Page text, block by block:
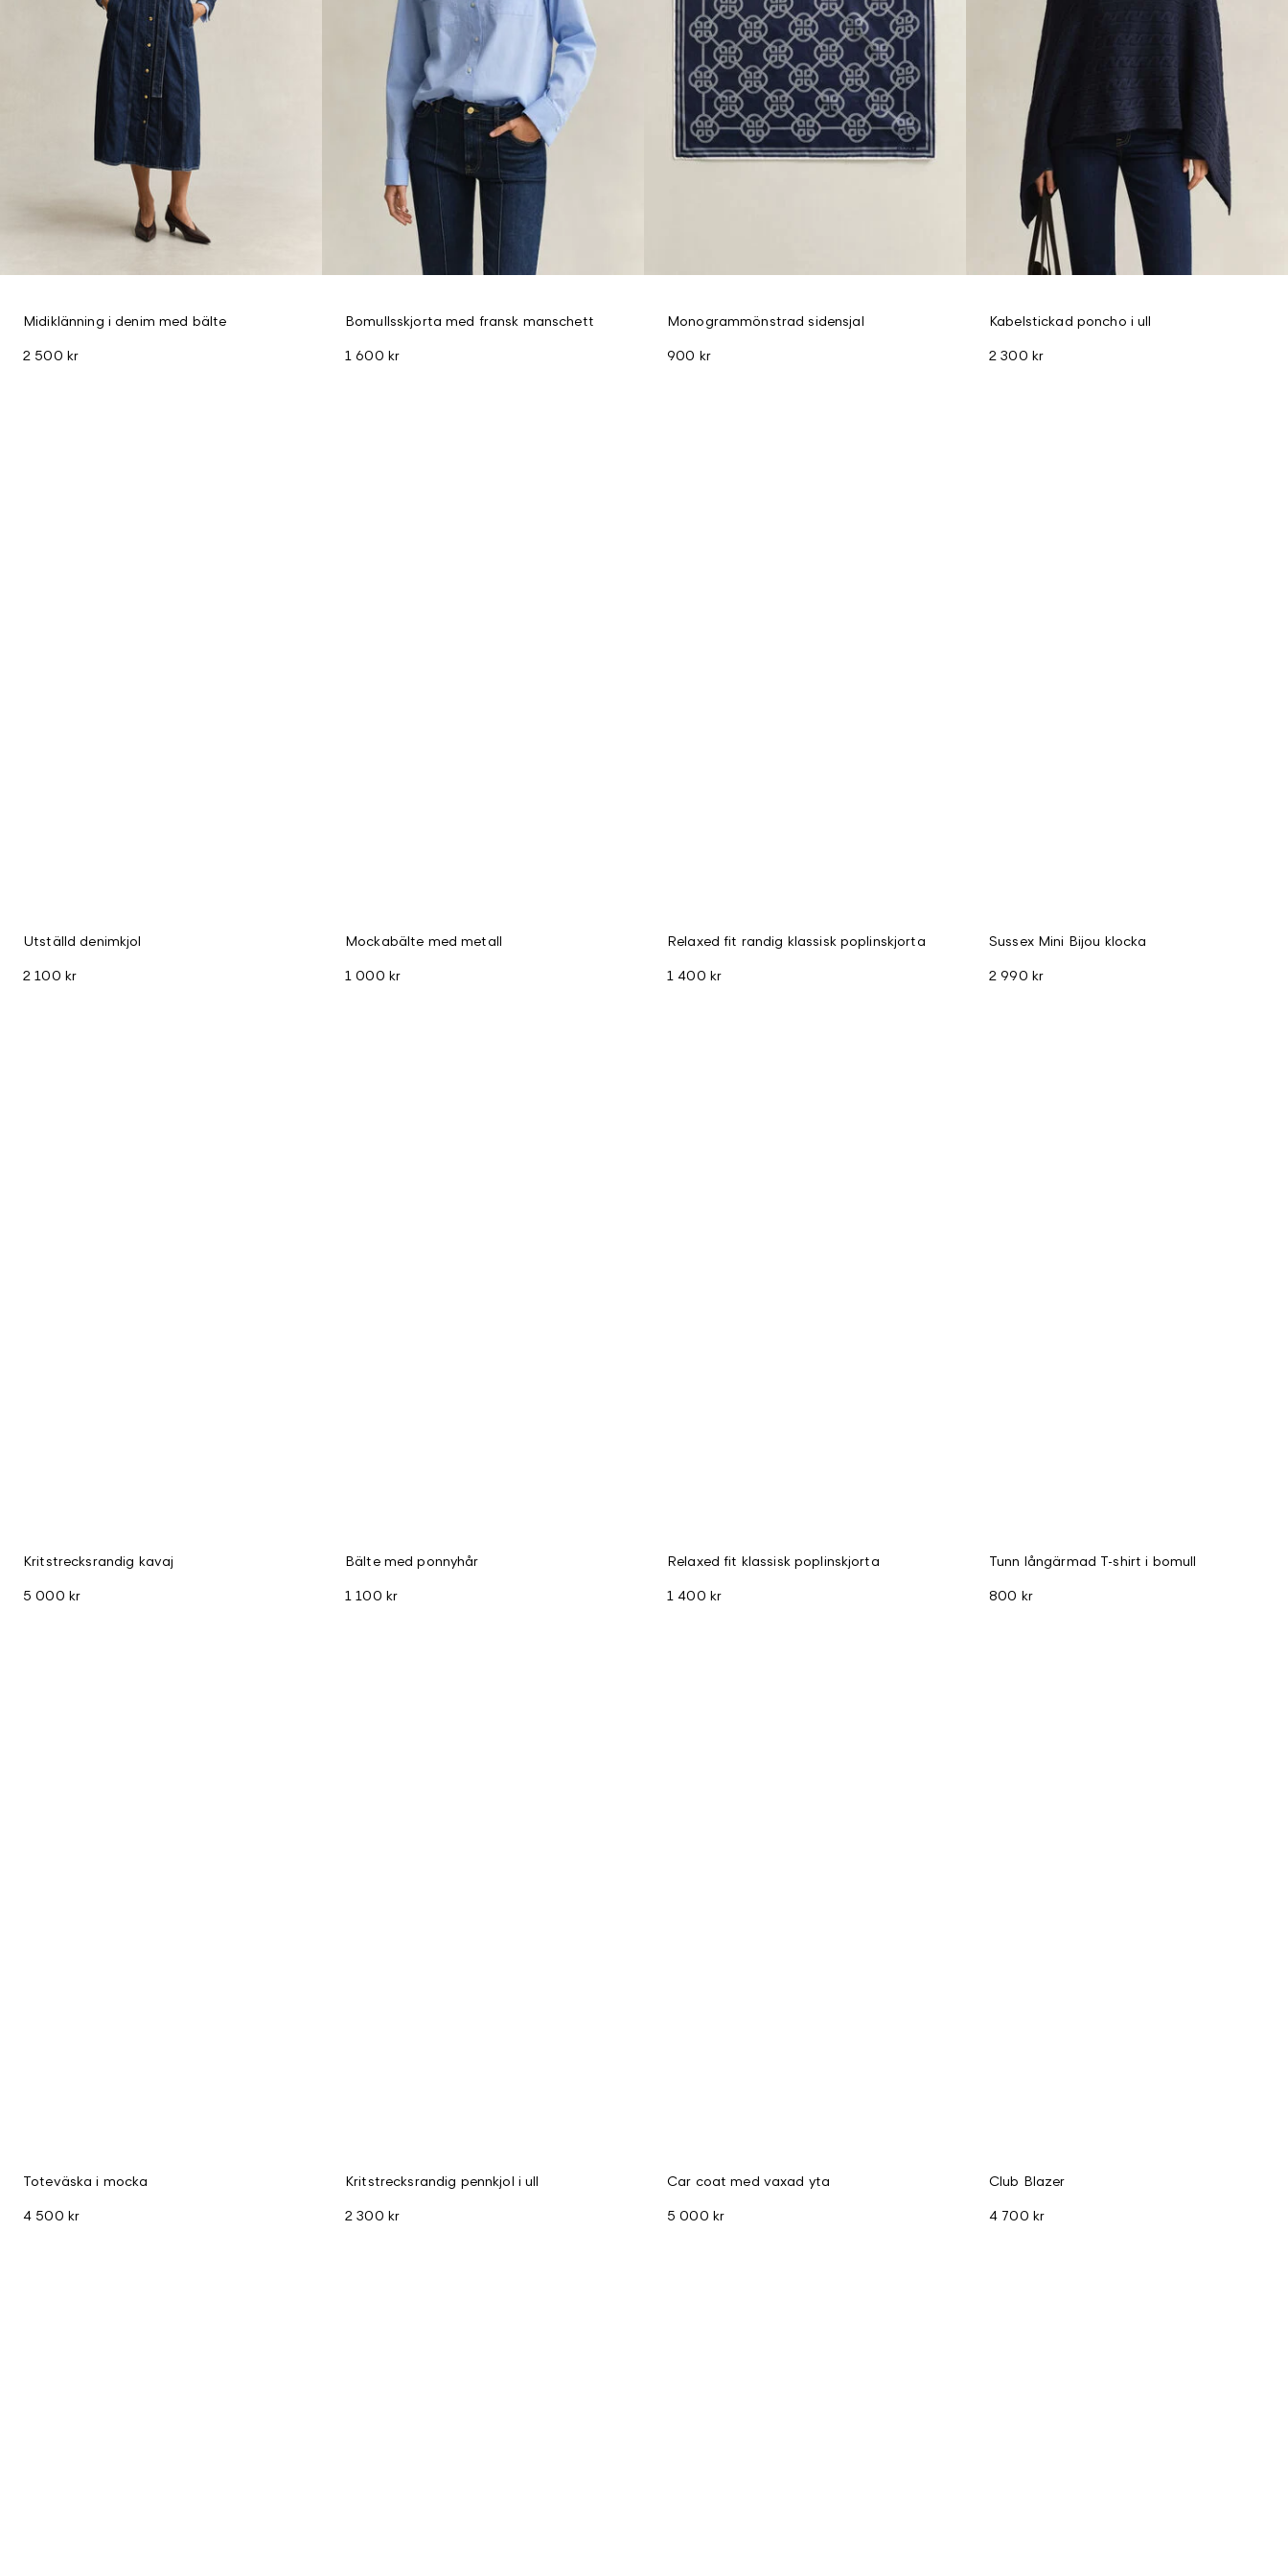
Midiklänning i denim med bälte
2 500 kr
Bomullsskjorta med fransk manschett
1 600 kr
Monogrammönstrad sidensjal
900 kr
Kabelstickad poncho i ull
2 300 kr
Utställd denimkjol
2 100 kr
Mockabälte med metall
1 000 kr
Relaxed fit randig klassisk poplinskjorta
1 400 kr
Sussex Mini Bijou klocka
2 990 kr
Kritstrecksrandig kavaj
5 000 kr
Bälte med ponnyhår
1 100 kr
Relaxed fit klassisk poplinskjorta
1 400 kr
Tunn långärmad T-shirt i bomull
800 kr
Toteväska i mocka
4 500 kr
Kritstrecksrandig pennkjol i ull
2 300 kr
Car coat med vaxad yta
5 000 kr
Club Blazer
4 700 kr